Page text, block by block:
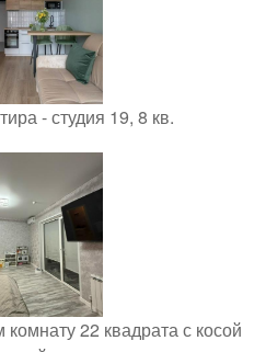
- студия 19, 8 кв.
22 квадрата с косой